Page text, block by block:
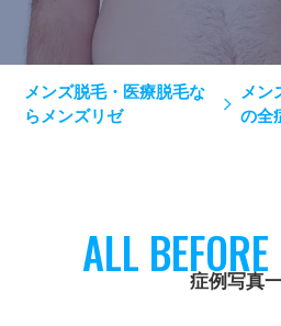
メンズ脱毛・医療脱毛な
らメンズリゼ
メン
の全
ALL 症例写真